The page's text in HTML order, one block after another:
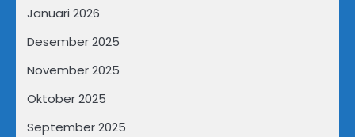
Januari 2026
Desember 2025
November 2025
Oktober 2025
September 2025